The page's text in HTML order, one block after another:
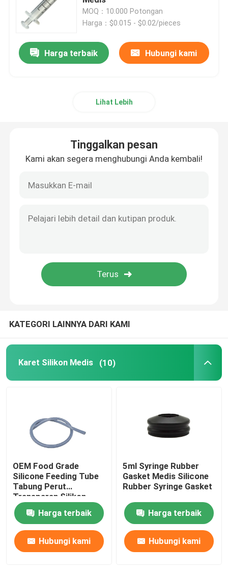
Aksesori Jarum Suntik
Aksesori Pengumpul Darah
Karet Butil Halogenasi
Tabung Silikon Medis
Tabung Drainase
Tabung Infus
MOQ：10.000 Potongan
Harga：$0.015 - $0.02/pieces
Harga terbaik Hubungi kami
Lihat Lebih
Tinggalkan pesan
Kami akan segera menghubungi Anda kembali!
KATEGORI LAINNYA DARI KAMI
Karet Silikon Medis (10)
OEM Food Grade
Silicone Feeding Tube
Tabung Perut
Transparan Silikon
Harga terbaik
Hubungi kami
5ml Syringe Rubber
Gasket Medis Silicone
Rubber Syringe Gasket
Harga terbaik
Hubungi kami